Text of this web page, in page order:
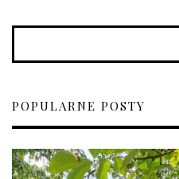
POPULARNE POSTY